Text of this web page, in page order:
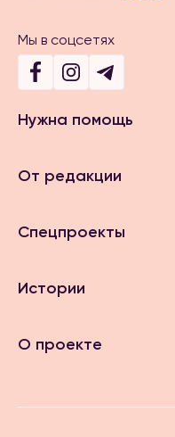
Мы в соцсетях
Нужна помощь
От редакции
Спецпроекты
Истории
О проекте